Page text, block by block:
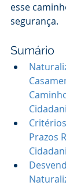
esse
segurança.
Sumário
Prazos